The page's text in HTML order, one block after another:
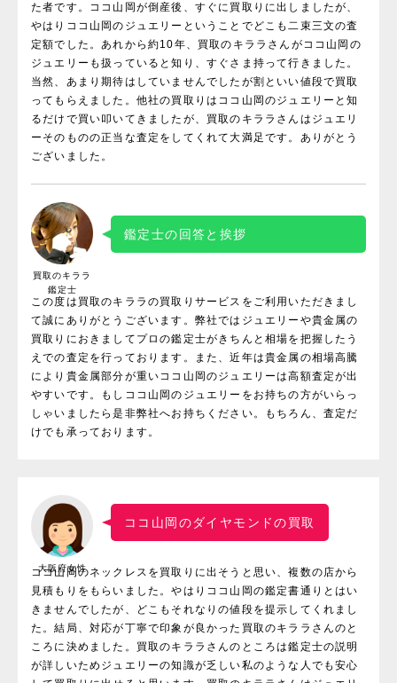
た者です。ココ山岡が倒産後、すぐに買取りに出しましたが、
やはりココ山岡のジュエリーということでどこも二束三文の査
定額でした。あれから約10年、買取のキララさんがココ山岡の
ジュエリーも扱っていると知り、すぐさま持って行きました。
当然、あまり期待はしていませんでしたが割といい値段で買取
ってもらえました。他社の買取りはココ山岡のジュエリーと知
るだけで買い叩いてきましたが、買取のキララさんはジュエリ
ーそのものの正当な査定をしてくれて大満足です。ありがとう
ございました。
買取のキララ
鑑定士
鑑定士の回答と挨拶
この度は買取のキララの買取りサービスをご利用いただきまし
て誠にありがとうございます。弊社ではジュエリーや貴金属の
買取りにおきましてプロの鑑定士がきちんと相場を把握したう
えでの査定を行っております。また、近年は貴金属の相場高騰
により貴金属部分が重いココ山岡のジュエリーは高額査定が出
やすいです。もしココ山岡のジュエリーをお持ちの方がいらっ
しゃいましたら是非弊社へお持ちください。もちろん、査定だ
けでも承っております。
大阪府女性
ココ山岡のダイヤモンドの買取
ココ山岡のネックレスを買取りに出そうと思い、複数の店から
見積もりをもらいました。やはりココ山岡の鑑定書通りとはい
きませんでしたが、どこもそれなりの値段を提示してくれまし
た。結局、対応が丁寧で印象が良かった買取のキララさんのと
ころに決めました。買取のキララさんのところは鑑定士の説明
が詳しいためジュエリーの知識が乏しい私のような人でも安心